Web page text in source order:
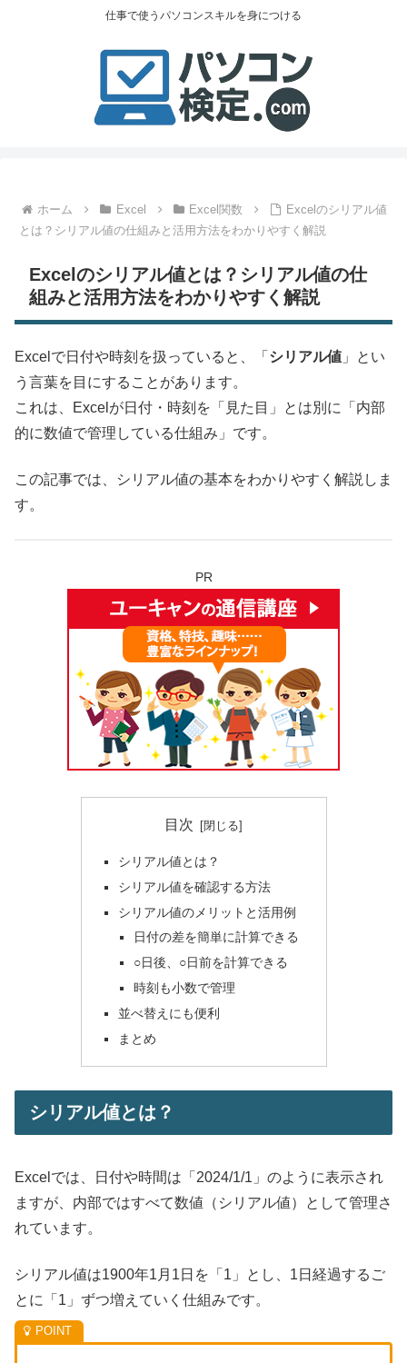
仕事で使うパソコンスキルを身につける
ホーム Excel Excel関数
Excelのシリアル値
とは？シリアル値の仕組みと活用方法をわかりやすく解説
Excelのシリアル値とは？シリアル値の仕
組みと活用方法をわかりやすく解説
Excelで日付や時刻を扱っていると、「 シリアル値 」とい
う言葉を目にすることがあります。
これは、Excelが日付・時刻を「見た目」とは別に「内部
的に数値で管理している仕組み」です。
この記事では、シリアル値の基本をわかりやすく解説しま
す。
PR
目次
シリアル値とは？
シリアル値を確認する方法
シリアル値のメリットと活用例
日付の差を簡単に計算できる
○日後、○日前を計算できる
時刻も小数で管理
並べ替えにも便利
まとめ
シリアル値とは？
Excelでは、日付や時間は「2024/1/1」のように表示され
ますが、内部ではすべて数値（シリアル値）として管理さ
れています。
シリアル値は1900年1月1日を「1」とし、1日経過するご
とに「1」ずつ増えていく仕組みです。